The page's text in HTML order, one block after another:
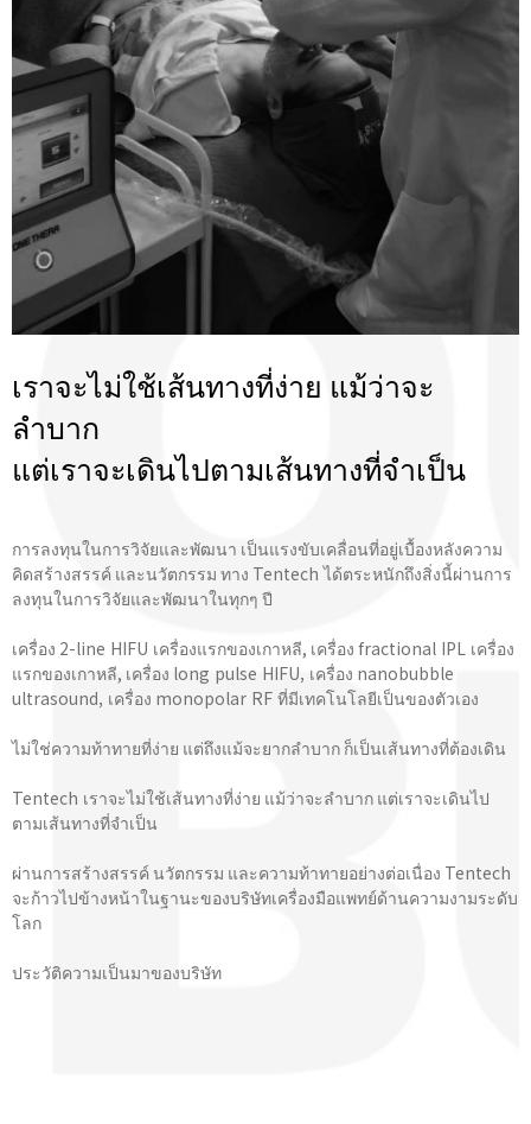
เราจะไม่ใช้เส้นทางที่ง่าย แม้ว่าจะ
ลำบาก
แต่เราจะเดินไปตามเส้นทางที่จําเป็น
การลงทุนในการวิจัยและพัฒนา เป็นแรงขับเคลื่อนที่อยู่เบื้องหลังความ
คิดสร้างสรรค์ และนวัตกรรม ทาง Tentech ได้ตระหนักถึงสิ่งนี้ผ่านการ
ลงทุนในการวิจัยและพัฒนาในทุกๆ ปี
เครื่อง 2-line HIFU เครื่องแรกของเกาหลี, เครื่อง fractional IPL เครื่อง
แรกของเกาหลี, เครื่อง long pulse HIFU, เครื่อง nanobubble
ultrasound, เครื่อง monopolar RF ที่มีเทคโนโลยีเป็นของตัวเอง
ไม่ใช่ความท้าทายที่ง่าย แต่ถึงแม้จะยากลำบาก ก็เป็นเส้นทางที่ต้องเดิน
Tentech เราจะไม่ใช้เส้นทางที่ง่าย แม้ว่าจะลำบาก แต่เราจะเดินไป
ตามเส้นทางที่จําเป็น
ผ่านการสร้างสรรค์ นวัตกรรม และความท้าทายอย่างต่อเนื่อง Tentech
จะก้าวไปข้างหน้าในฐานะของบริษัทเครื่องมือแพทย์ด้านความงามระดับ
โลก
ประวัติความเป็นมาของบริษัท